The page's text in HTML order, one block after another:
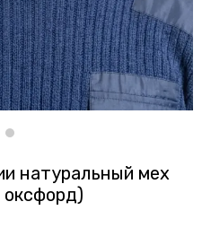
натуральный мех
оксфорд)